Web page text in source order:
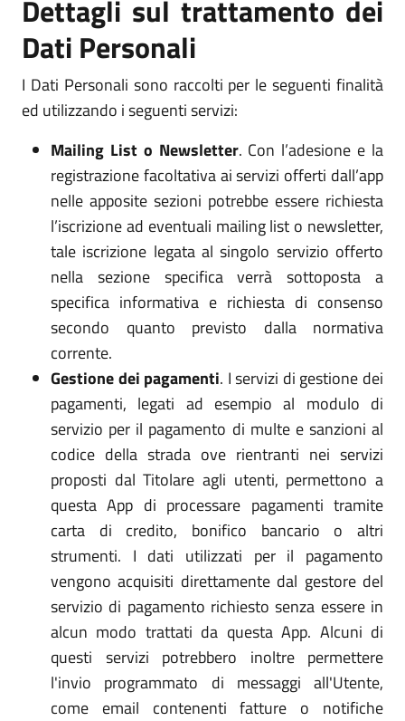
Dettagli sul trattamento dei
Dati Personali
I Dati Personali sono raccolti per le seguenti finalità
ed utilizzando i seguenti servizi:
Mailing List o Newsletter. Con l’adesione e la
registrazione facoltativa ai servizi offerti dall’app
nelle apposite sezioni potrebbe essere richiesta
l’iscrizione ad eventuali mailing list o newsletter,
tale iscrizione legata al singolo servizio offerto
nella sezione specifica verrà sottoposta a
specifica informativa e richiesta di consenso
secondo quanto previsto dalla normativa
corrente.
Gestione dei pagamenti. I servizi di gestione dei
pagamenti, legati ad esempio al modulo di
servizio per il pagamento di multe e sanzioni al
codice della strada ove rientranti nei servizi
proposti dal Titolare agli utenti, permettono a
questa App di processare pagamenti tramite
carta di credito, bonifico bancario o altri
strumenti. I dati utilizzati per il pagamento
vengono acquisiti direttamente dal gestore del
servizio di pagamento richiesto senza essere in
alcun modo trattati da questa App. Alcuni di
questi servizi potrebbero inoltre permettere
l'invio programmato di messaggi all'Utente,
come email contenenti fatture o notifiche